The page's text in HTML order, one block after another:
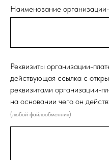
Наименование
Реквизиты организации-
действующая ссылка с
реквизитами организации-
на основании чего он
(любой файлообменник)